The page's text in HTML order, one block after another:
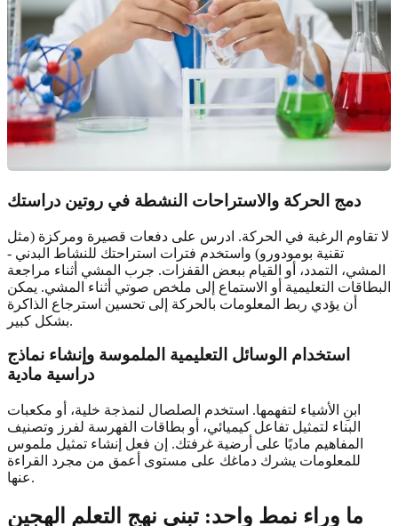
دمج الحركة والاستراحات النشطة في روتين دراستك
لا تقاوم الرغبة في الحركة. ادرس على دفعات قصيرة ومركزة (مثل
تقنية بومودورو) واستخدم فترات استراحتك للنشاط البدني -
المشي، التمدد، أو القيام ببعض القفزات. جرب المشي أثناء مراجعة
البطاقات التعليمية أو الاستماع إلى ملخص صوتي أثناء المشي. يمكن
أن يؤدي ربط المعلومات بالحركة إلى تحسين استرجاع الذاكرة
بشكل كبير.
استخدام الوسائل التعليمية الملموسة وإنشاء نماذج
دراسية مادية
ابنِ الأشياء لتفهمها. استخدم الصلصال لنمذجة خلية، أو مكعبات
البناء لتمثيل تفاعل كيميائي، أو بطاقات الفهرسة لفرز وتصنيف
المفاهيم ماديًا على أرضية غرفتك. إن فعل إنشاء تمثيل ملموس
للمعلومات يشرك دماغك على مستوى أعمق من مجرد القراءة
عنها.
ما وراء نمط واحد: تبني نهج التعلم الهجين